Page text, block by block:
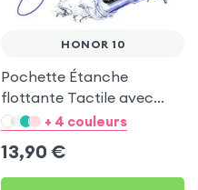
HONOR 10
Pochette Étanche
flottante Tactile avec
Dragonne - Bleu pour
+ 4 couleurs
13,90 €